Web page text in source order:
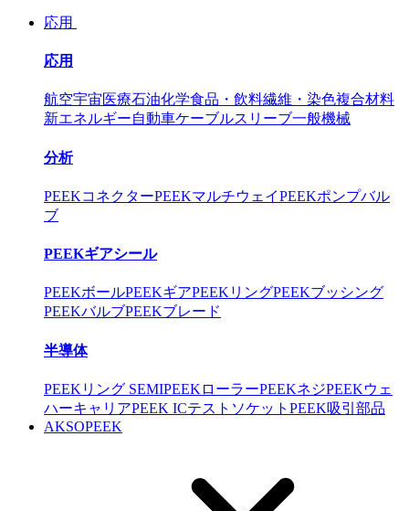
応用
応用
航空宇宙医療石油化学食品・飲料繊維・染色複合材料
新エネルギー自動車ケーブルスリーブ一般機械
分析
PEEKコネクターPEEKマルチウェイPEEKポンプバル
ブ
PEEKギアシール
PEEKボールPEEKギアPEEKリングPEEKブッシング
PEEKバルブPEEKブレード
半導体
PEEKリング SEMIPEEKローラーPEEKネジPEEKウェ
ハーキャリアPEEK ICテストソケット PEEK吸引部品
AKSOPEEK